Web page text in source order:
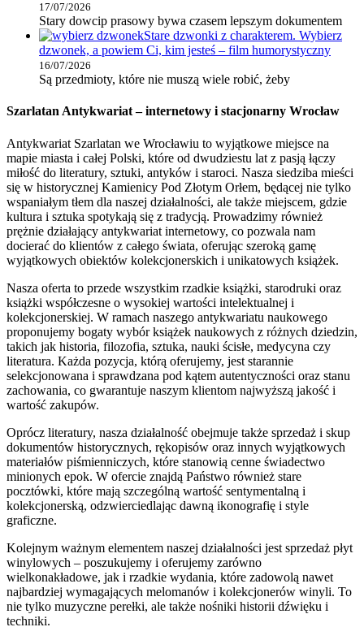
17/07/2026
Stary dowcip prasowy bywa czasem lepszym dokumentem
Stare dzwonki z charakterem. Wybierz
dzwonek, a powiem Ci, kim jesteś – film humorystyczny
16/07/2026
Są przedmioty, które nie muszą wiele robić, żeby
Szarlatan Antykwariat – internetowy i stacjonarny Wrocław
Antykwariat Szarlatan we Wrocławiu to wyjątkowe miejsce na
mapie miasta i całej Polski, które od dwudziestu lat z pasją łączy
miłość do literatury, sztuki, antyków i staroci. Nasza siedziba mieści
się w historycznej Kamienicy Pod Złotym Orłem, będącej nie tylko
wspaniałym tłem dla naszej działalności, ale także miejscem, gdzie
kultura i sztuka spotykają się z tradycją. Prowadzimy również
prężnie działający antykwariat internetowy, co pozwala nam
docierać do klientów z całego świata, oferując szeroką gamę
wyjątkowych obiektów kolekcjonerskich i unikatowych książek.
Nasza oferta to przede wszystkim rzadkie książki, starodruki oraz
książki współczesne o wysokiej wartości intelektualnej i
kolekcjonerskiej. W ramach naszego antykwariatu naukowego
proponujemy bogaty wybór książek naukowych z różnych dziedzin,
takich jak historia, filozofia, sztuka, nauki ścisłe, medycyna czy
literatura. Każda pozycja, którą oferujemy, jest starannie
selekcjonowana i sprawdzana pod kątem autentyczności oraz stanu
zachowania, co gwarantuje naszym klientom najwyższą jakość i
wartość zakupów.
Oprócz literatury, nasza działalność obejmuje także sprzedaż i skup
dokumentów historycznych, rękopisów oraz innych wyjątkowych
materiałów piśmienniczych, które stanowią cenne świadectwo
minionych epok. W ofercie znajdą Państwo również stare
pocztówki, które mają szczególną wartość sentymentalną i
kolekcjonerską, odzwierciedlając dawną ikonografię i style
graficzne.
Kolejnym ważnym elementem naszej działalności jest sprzedaż płyt
winylowych – poszukujemy i oferujemy zarówno
wielkonakładowe, jak i rzadkie wydania, które zadowolą nawet
najbardziej wymagających melomanów i kolekcjonerów winyli. To
nie tylko muzyczne perełki, ale także nośniki historii dźwięku i
techniki.